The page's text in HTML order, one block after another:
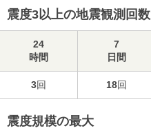
震度3以上の地震観測回数
24
時間
7
日間
3回 18回
震度規模の最大